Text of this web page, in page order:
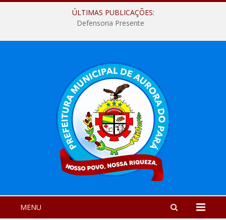
ÚLTIMAS PUBLICAÇÕES:
Defensoria Presente
MENU